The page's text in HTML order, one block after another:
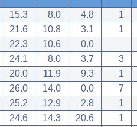
15.3 8.0 4.8
1
21.6 10.8 3.1
1
22.3 10.6
0.0
24.1 8.0 3.7
3
20.0 11.9 9.3
1
26.0 14.0 0.0
7
25.2 12.9 2.8
1
24.6 14.3 20.6
1